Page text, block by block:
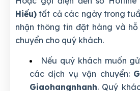
Hiếu) tất cả các ngày trong
nhận thông tin đặt hàng và
chuyển cho quý khách.
Nếu quý khách muốn
các dịch vụ vận chuyển:
Giaohangnhanh. Quý